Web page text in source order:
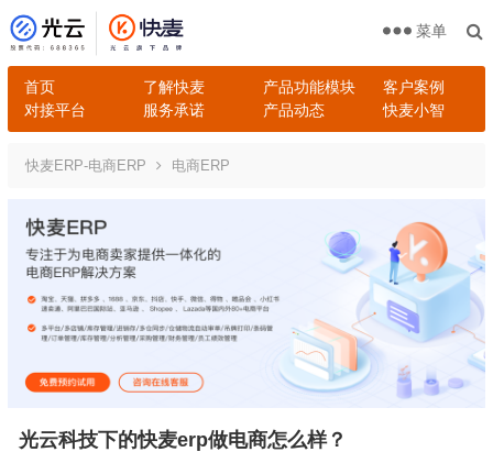
首页 了解快麦 产品功能模块
客户案例
对接平台
服务承诺 产品动态 快麦小智
菜单
快麦ERP-电商ERP 电商ERP
光云科技下的快麦erp做电商怎么样？